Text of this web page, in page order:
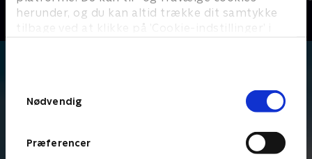
herunder, og du kan altid trække dit samtykke
tilbage ved at klikke på ’Cookie-indstillinger’ i
Nødvendig
Præferencer